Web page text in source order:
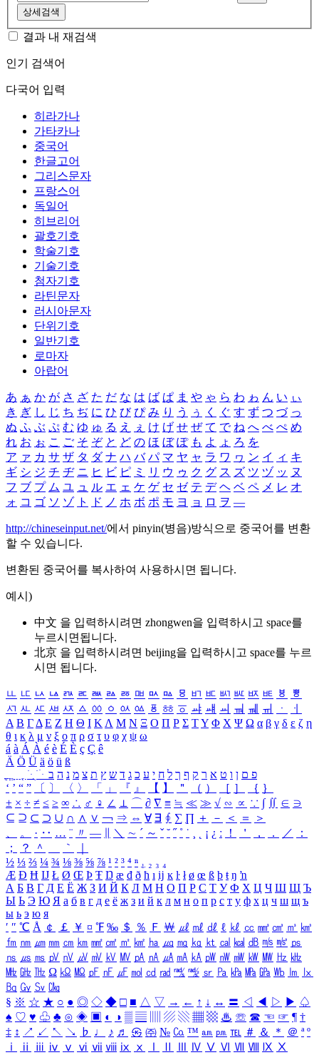
상세검색
결과 내 재검색
인기 검색어
다국어 입력
히라가나
가타카나
중국어
한글고어
그리스문자
프랑스어
독일어
히브리어
괄호기호
학술기호
기술기호
첨자기호
라틴문자
러시아문자
단위기호
일반기호
로마자
아랍어
あ ぁ か が さ ざ た だ な は ば ぱ ま や ゃ ら わ ゎ ん い ぃ
き ぎ し じ ち ぢ に ひ び ぴ み り う ぅ く ぐ す ず つ づ っ
ぬ ふ ぶ ぷ む ゆ ゅ る え ぇ け げ せ ぜ て で ね へ べ ぺ め
れ お ぉ こ ご そ ぞ と ど の ほ ぼ ぽ も よ ょ ろ を
ア ァ カ サ ザ タ ダ ナ ハ バ パ マ ヤ ャ ラ ワ ヮ ン イ ィ キ
ギ シ ジ チ ヂ ニ ヒ ビ ピ ミ リ ウ ゥ ク グ ス ズ ツ ヅ ッ ヌ
フ ブ プ ム ユ ュ ル エ ェ ケ ゲ セ ゼ テ デ ヘ ベ ペ メ レ オ
ォ コ ゴ ソ ゾ ト ド ノ ホ ボ ポ モ ヨ ョ ロ ヲ ―
http://chineseinput.net/에서 pinyin(병음)방식으로 중국어를 변환
할 수 있습니다.
변환된 중국어를 복사하여 사용하시면 됩니다.
예시)
中文 을 입력하시려면 zhongwen을 입력하시고 space를
누르시면됩니다.
北京 을 입력하시려면 beijing을 입력하시고 space를 누르
시면 됩니다.
ㅥ ㅦ ㅧ ㅨ ㅩ ㅪ ㅫ ㅬ ㅭ ㅮ ㅯ ㅰ ㅱ ㅲ ㅳ ㅴ ㅵ ㅶ ㅷ ㅸ
ㅹ
ㅺ ㅻ ㅼ ㅽ ㅾ ㅿ ㆀ ㆁ ㆂ ㆃ ㆄ ㆅ ㆆ ㆇ ㆈ ㆉ ㆊ ㆋ ㆌ ㆍ
ㆎ
Α Β ΓΔ Ε Ζ Η Θ Ι ΚΛ Μ Ν Ξ Ο Π Ρ Σ ΤΥ Φ Χ Ψ Ω α β γ δ ε ζ η
θ ι κ λ μ ν ξ ο π ρ σ τ υ φ χ ψ ω
á à Á À é è É È ç Ç ê
Ä Ö Ü ä ö ü ß
ִֶֹ ֻּ ׁׂ פ ם ן ו ט א ר ק ף ך ל ח י ע כ ג ד ש ץ ת צ מ נ ה ב
‘ ’ “ ” 〔 〕 〈 〉 「 」 『 』 【 】 ＂ （ ） ［ ］ ｛ ｝
± × ÷ ≠ ≤ ≥ ∞ ∴ ♂ ♀ ∠ ⊥ ⌒ ∂ ∇ ≡ ≒ ≪ ≫ √ ∽ ∝ ∵ ∫ ∬ ∈ ∋
⊆ ⊇ ⊂ ⊃ ∪ ∩ ∧ ∨ ￢ ⇒ ⇔ ∀ ∃ ∮ ∑ ∏ ＋ － ＜ ＝
＞
、
。 · ‥ … ¨ 〃 ― ＼ ∼ ´ ～ ˇ ˘ ˝ ˚ ˙ ¸ ¡ ¿ ː ！ ＇ ， ． ／
：
；
？ ＾ ｀
½ ⅓ ⅔ ¼ ¾ ⅛ ⅜ ⅝ ⅞ ¹ ² ³ ⁴ ⁿ ₁ ₂ ₃ ₄
Æ Ð Ħ Ĳ Ł Ø Œ Þ Ŧ Ŋ æ đ ð ħ ı ĳ ĸ ŀ ł ø œ ß þ ŧ ŋ ŉ
А Б В Г Д Е Ё Ж З И Й К Л М Н О П Р С Т У Ф Х Ц Ч Ш Щ Ъ
Ы Ь Э Ю Я а б в г д е ё ж з и й к л м н о п р с т у ф х ц ч ш щ ъ
ы ь э ю я
′ ″ ℃ Å ￠ ￡ ￥ ¤ ℉ ‰ ＄ ％ Ｆ ￦ ㎕ ㎖ ㎗ ℓ ㎘ ㏄ ㎣ ㎤ ㎥ ㎦
㎙ ㎚ ㎛ ㎜ ㎝ ㎞ ㎟ ㎠ ㎡ ㎢ ㏊ ㎍ ㎎ ㎏ ㏏ ㎈ ㎉ ㏈ ㎧ ㎨ ㎰
㎱ ㎲ ㎳ ㎴ ㎵ ㎶ ㎷ ㎸ ㎹ ㎀ ㎁ ㎂ ㎃ ㎄ ㎺ ㎻ ㎽ ㎾ ㎿ ㎐ ㎑
㎒ ㎓ ㎔ Ω ㏀ ㏁ ㎊ ㎋ ㎌ ㏖ ㏅ ㎭ ㎮ ㎯ ㏛ ㎩ ㎪ ㎫ ㎬ ㏝ ㏐
㏓
㏃ ㏉ ㏜ ㏆
§ ※ ☆ ★ ○ ● ◎ ◇ ◆ □ ■ △ ▽ → ← ↑ ↓ ↔ 〓 ◁ ◀ ▷ ▶ ♤
♠ ♡ ♥ ♧ ♣ ⊙ ◈ ▣ ◐ ◑ ▒ ▤ ▨ ▧ ▦ ▩ ♨ ☏ ☎ ☜ ☞ ¶ †
‡ ↕ ↗ ↙ ↖ ↘ ♭ ♩ ♪ ♬ ㉿ ㈜ № ㏇ ™ ㏂ ㏘ ℡ ＃ ＆ ＊ ＠ ª º
ⅰ
ⅱ ⅲ ⅳ ⅴ ⅵ ⅶ ⅷ ⅸ ⅹ Ⅳ Ⅴ Ⅵ Ⅶ Ⅷ Ⅸ Ⅹ